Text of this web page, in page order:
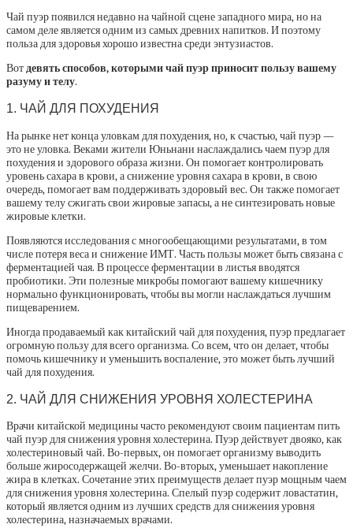
Чай пуэр появился недавно на чайной сцене западного мира, но на
самом деле является одним из самых древних напитков. И поэтому
польза для здоровья хорошо известна среди энтузиастов.
Вотдевять способов, которыми чай пуэр приносит пользу вашему
разуму и телу.
1. ЧАЙ ДЛЯ ПОХУДЕНИЯ
На рынке нет конца уловкам для похудения, но, к счастью, чай пуэр —
это не уловка. Веками жители Юньнани наслаждались чаем пуэр для
похудения и здорового образа жизни. Он помогает контролировать
уровень сахара в крови, а снижение уровня сахара в крови, в свою
очередь, помогает вам поддерживать здоровый вес. Он также помогает
вашему телу сжигать свои жировые запасы, а не синтезировать новые
жировые клетки.
Появляются исследования с многообещающими результатами, в том
числе потеря веса и снижение ИМТ. Часть пользы может быть связана с
ферментацией чая. В процессе ферментации в листья вводятся
пробиотики. Эти полезные микробы помогают вашему кишечнику
нормально функционировать, чтобы вы могли наслаждаться лучшим
пищеварением.
Иногда продаваемый как китайский чай для похудения, пуэр предлагает
огромную пользу для всего организма. Со всем, что он делает, чтобы
помочь кишечнику и уменьшить воспаление, это может быть лучший
чай для похудения.
2. ЧАЙ ДЛЯ СНИЖЕНИЯ УРОВНЯ ХОЛЕСТЕРИНА
Врачи китайской медицины часто рекомендуют своим пациентам пить
чай пуэр для снижения уровня холестерина. Пуэр действует двояко, как
холестериновый чай. Во-первых, он помогает организму выводить
больше жиросодержащей желчи. Во-вторых, уменьшает накопление
жира в клетках. Сочетание этих преимуществ делает пуэр мощным чаем
для снижения уровня холестерина. Спелый пуэр содержит ловастатин,
который является одним из лучших средств для снижения уровня
холестерина, назначаемых врачами.